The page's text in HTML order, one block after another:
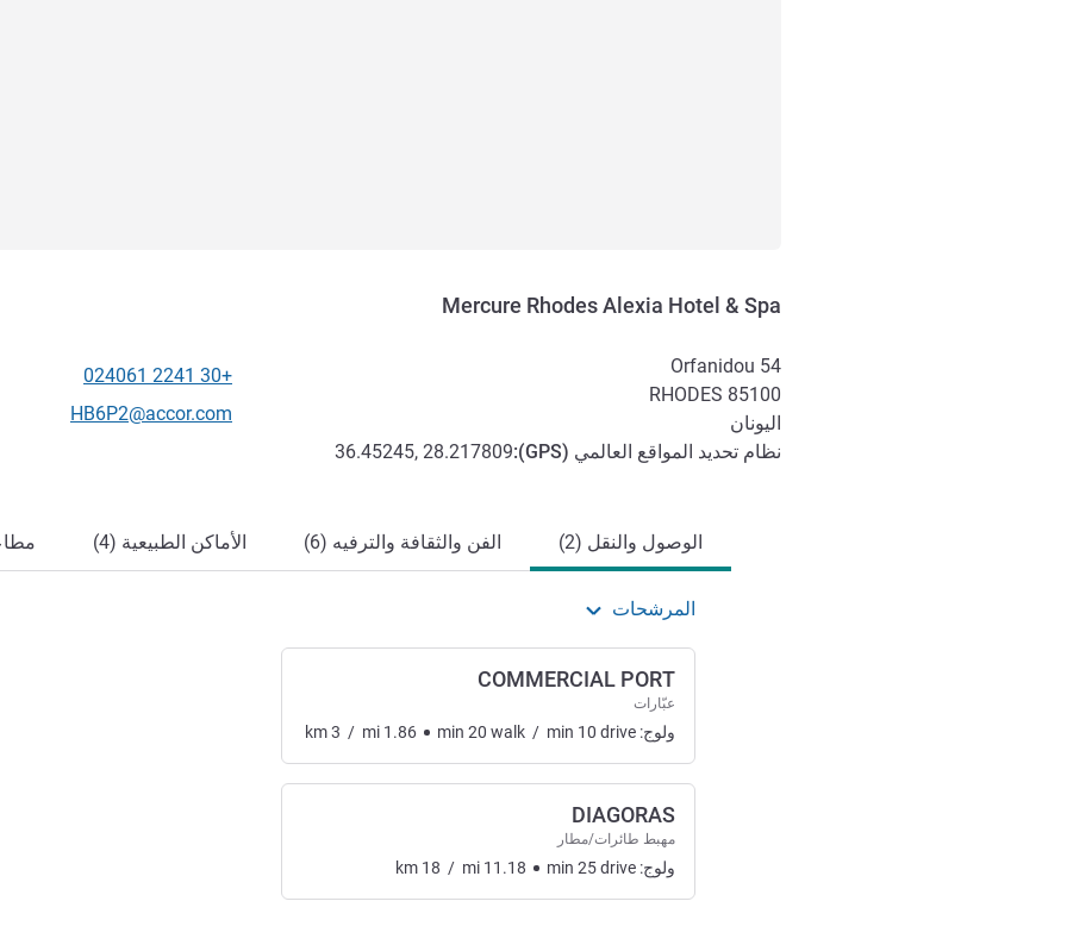
Mercure Rhodes Alexia Hotel & Spa
Orfanidou 54
85100
RHODES
اليونان
نظام تحديد المواقع العالمي (GPS
):
36.45245, 28.217809
الهاتف
+30 2241 024061
تواصل معنا عبر البريد
HB6P2@accor.com
الوصول والنقل (2) الفن والثقافة والترفيه (6) الأماكن الطبيعية (4)
المرشحات
COMMERCIAL PORT
عبّارات
ولوج: km3 / mi 1.86 min 20 walk / min 10 drive
DIAGORAS
مهبط طائرات/مطار
ولوج: km 18 / mi 11.18 min 25drive